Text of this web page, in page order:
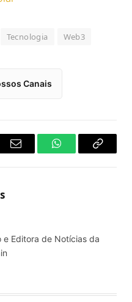
Tecnologia Web3
Canais
Email WhatsAppCopy
e Editora de Notícias da